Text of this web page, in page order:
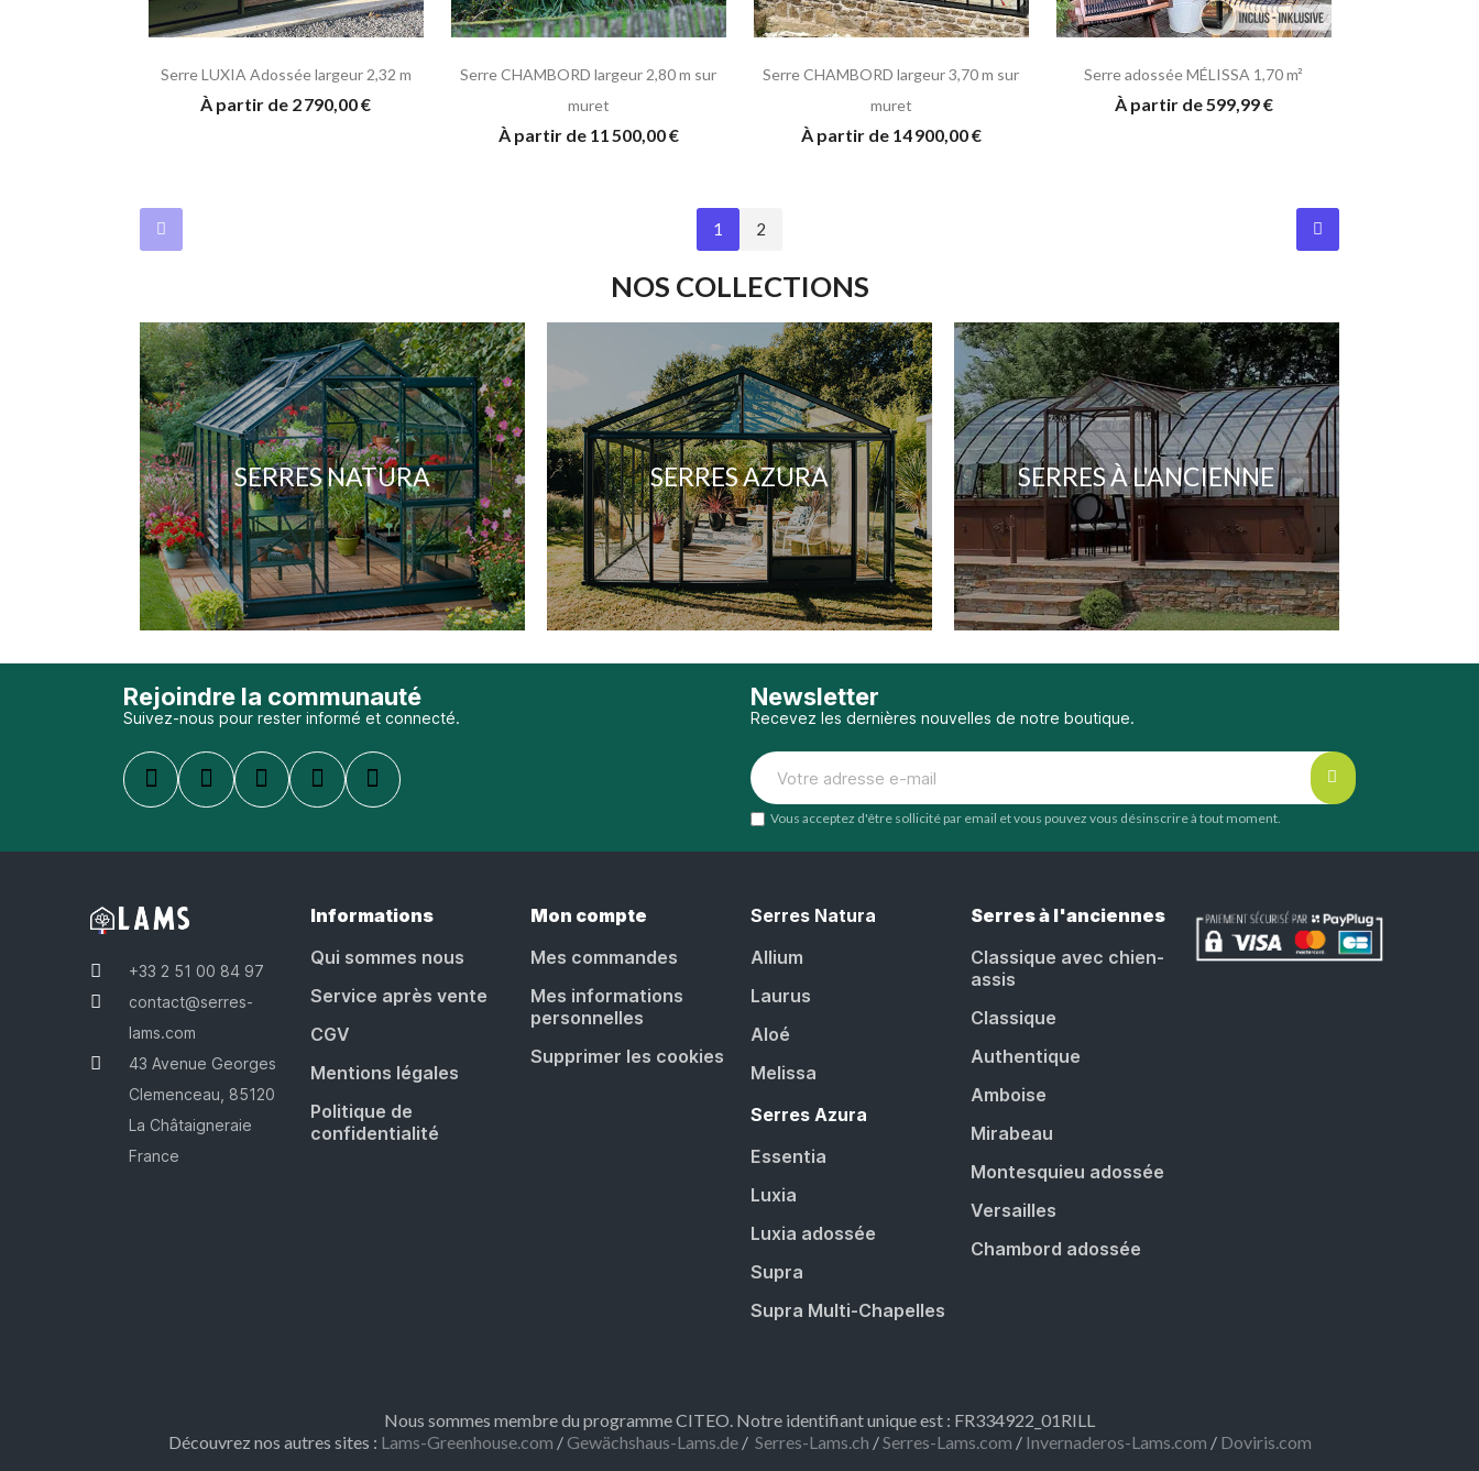
Serre LUXIA Adossée largeur 2,32 m
À partir de 2 790,00 €
Serre CHAMBORD largeur 2,80 m sur
muret
À partir de 11 500,00 €
Serre CHAMBORD largeur 3,70 m sur
muret
À partir de 14 900,00 €
Serre adossée MÉLISSA 1,70 m²
À partir de 599,99 €
1 2
NOS COLLECTIONS
SERRES NATURA SERRES AZURA SERRES À L'ANCIENNE
Rejoindre la communauté
Suivez-nous pour rester informé et connecté.
Newsletter
Recevez les dernières nouvelles de notre boutique.
Vous acceptez d'être sollicité par email et vous pouvez vous désinscrire à tout moment.
+33 2 51 00 84 97
contact@serres-
lams.com
43 Avenue Georges
Clemenceau, 85120
La Châtaigneraie
France
Informations
Qui sommes nous
Service après vente
CGV
Mentions légales
Politique de
confidentialité
Mon compte
Mes commandes
Mes informations
personnelles
Supprimer les cookies
Serres Natura
Allium
Laurus
Aloé
Melissa
Serres Azura
Essentia
Luxia
Luxia adossée
Supra
Supra Multi-Chapelles
Serres à l'anciennes
Classique avec chien-
assis
Classique
Authentique
Amboise
Mirabeau
Montesquieu adossée
Versailles
Chambord adossée
Nous sommes membre du programme CITEO. Notre identifiant unique est : FR334922_01RILL
Découvrez nos autres sites : Lams-Greenhouse.com /Gewächshaus-Lams.de/ Serres-Lams.ch /Serres-Lams.com / Invernaderos-Lams.com / Doviris.com